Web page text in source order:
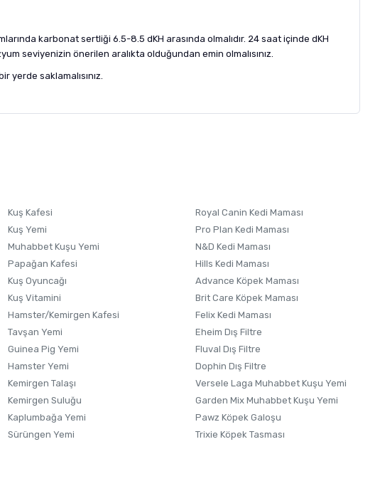
karbonat sertliği 6.5-8.5 dKH arasında olmalıdır. 24 saat içinde dKH
seviyenizin önerilen aralıkta olduğundan emin olmalısınız.
yerde saklamalısınız.
Kuş Kafesi
Kuş Yemi
Muhabbet Kuşu Yemi
Papağan Kafesi
Kuş Oyuncağı
Kuş Vitamini
Hamster/Kemirgen Kafesi
Tavşan Yemi
Guinea Pig Yemi
Hamster Yemi
Kemirgen Talaşı
Kemirgen Suluğu
Kaplumbağa Yemi
Sürüngen Yemi
Royal Canin Kedi Maması
Pro Plan Kedi Maması
N&D Kedi Maması
Hills Kedi Maması
Advance Köpek Maması
Brit Care Köpek Maması
Felix Kedi Maması
Eheim Dış Filtre
Fluval Dış Filtre
Dophin Dış Filtre
Versele Laga Muhabbet Kuşu Yemi
Garden Mix Muhabbet Kuşu Yemi
Pawz Köpek Galoşu
Trixie Köpek Tasması